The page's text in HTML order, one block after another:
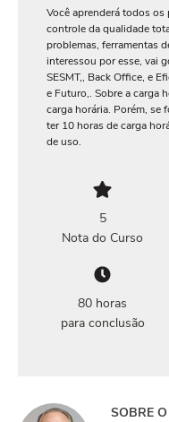
Você aprenderá todos
controle da qualidade
problemas, ferramentas
interessou por esse, vai
SESMT,, Back Office, e
e Futuro,. Sobre a carga
carga horária. Porém, se
ter 10 horas de carga
de uso.
5
Nota do Curso
80 horas
para conclusão
SOBRE